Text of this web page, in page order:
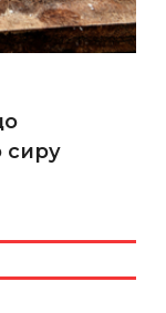
сиру